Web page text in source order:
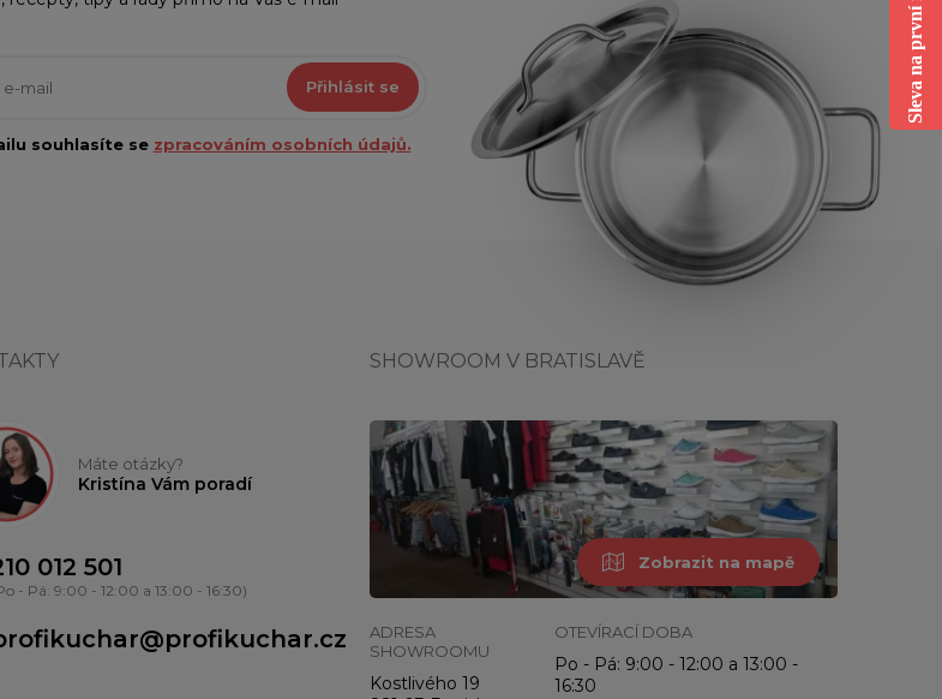
Přihlásit se
souhlasíte se zpracováním osobních údajů.
Máte otázky?
Kristína Vám poradí
012 501
- Pá: 9:00 - 12:00 a 13:00 - 16:30)
SHOWROOM V BRATISLAVĚ
Zobrazit na mapě
ADRESA
SHOWROOMU
Kostlivého 19
OTEVÍRACÍ DOBA
Po - Pá: 9:00 - 12:00 a 13:00 -
16:30
Sleva na první nákup